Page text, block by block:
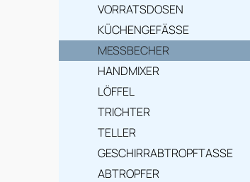
s
t
VORRATSDOSEN
KÜCHENGEFÄSSE
MESSBECHER
HANDMIXER
LÖFFEL
TRICHTER
TELLER
GESCHIRRABTROPFTASSE
ABTROPFER